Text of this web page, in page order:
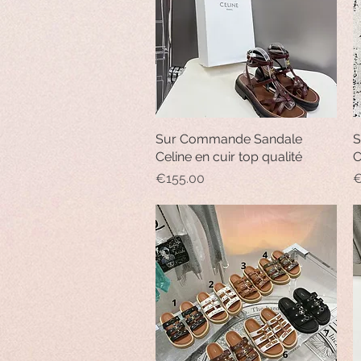
Quick View
Sur Commande Sandale
Celine en cuir top qualité
Price
€155.00